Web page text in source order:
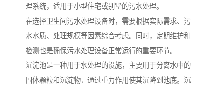
理系统，适用于小型住宅或别墅的污水处理。
在选择卫生间污水处理设备时，需要根据实际需求、污
水水质、处理规模等因素综合考虑。同时，定期维护和
检测也是确保污水处理设备正常运行的重要环节。
沉淀池是一种用于水处理的设施，主要用于分离水中的
固体颗粒和沉淀物，通过重力作用使其沉降到池底。沉